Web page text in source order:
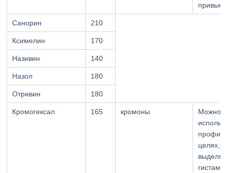
Санорин 210
Ксимелин 170
Називин 140
Назол 180
Отривин 180
Кромогексал 165 кромоны
Можно
целях,